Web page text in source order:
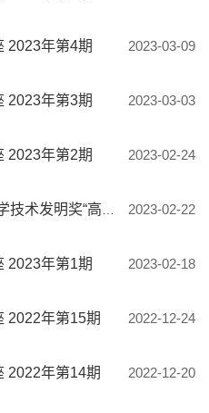
2023-03-09
2023年第4期
2023-03-03
2023年第3期
2023-02-24
2023年第2期
2023-02-22
肥生物复合肥的创制”的公示
2023-02-18
2023年第1期
2022-12-24
2022年第15期
2022-12-20
2022年第14期